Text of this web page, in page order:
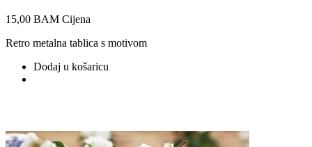
15,00 BAM Cijena
Retro metalna tablica s motivom
Dodaj u košaricu